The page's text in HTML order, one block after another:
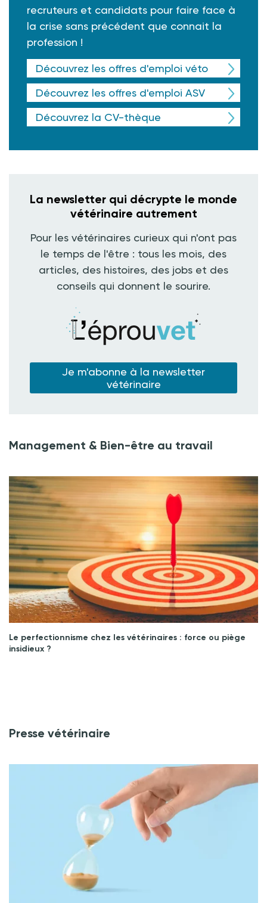
recruteurs et candidats pour faire face à
la crise sans précédent que connait la
profession !
Découvrez les offres d'emploi véto
Découvrez les offres d'emploi ASV
Découvrez la CV-thèque
La newsletter qui décrypte le monde
vétérinaire autrement
Pour les vétérinaires curieux qui n'ont pas
le temps de l'être : tous les mois, des
articles, des histoires, des jobs et des
conseils qui donnent le sourire.
Je m'abonne à la newsletter
vétérinaire
Management & Bien-être au travail
Le perfectionnisme chez les vétérinaires : force ou piège
insidieux ?
Presse vétérinaire